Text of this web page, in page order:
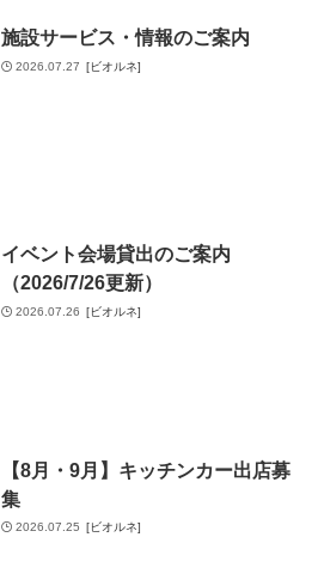
施設サービス・情報のご案内
2026.07.27 [ビオルネ]
イベント会場貸出のご案内
（2026/7/26更新）
2026.07.26 [ビオルネ]
【8月・9月】キッチンカー出店募
集
2026.07.25 [ビオルネ]